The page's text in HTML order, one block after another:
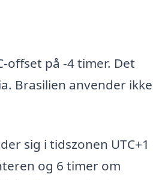
offset på -4 timer. Det
Brasilien anvender ikke
sig i tidszonen UTC+1
og 6 timer om